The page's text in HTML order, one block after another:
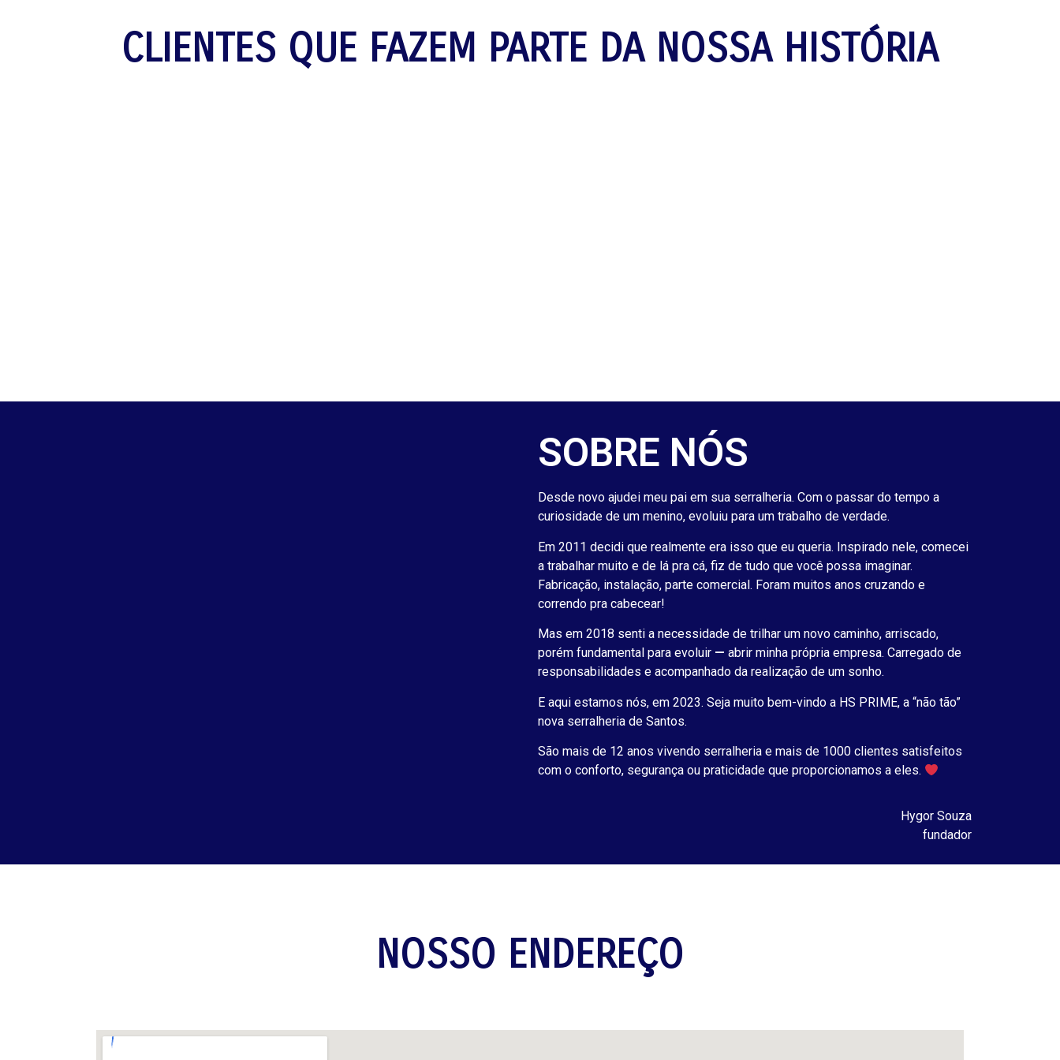
CLIENTES QUE FAZEM PARTE DA NOSSA HISTÓRIA​
SOBRE NÓS​
Desde novo ajudei meu pai em sua serralheria. Com o passar do tempo a
curiosidade de um menino, evoluiu para um trabalho de verdade.
Em 2011 decidi que realmente era isso que eu queria. Inspirado nele, comecei
a trabalhar muito e de lá pra cá, fiz de tudo que você possa imaginar.
Fabricação, instalação, parte comercial. Foram muitos anos cruzando e
correndo pra cabecear!
Mas em 2018 senti a necessidade de trilhar um novo caminho, arriscado,
porém fundamental para evoluir — abrir minha própria empresa. Carregado de
responsabilidades e acompanhado da realização de um sonho.
E aqui estamos nós, em 2023. Seja muito bem-vindo a HS PRIME, a “não tão”
nova serralheria de Santos.
São mais de 12 anos vivendo serralheria e mais de 1000 clientes satisfeitos
com o conforto, segurança ou praticidade que proporcionamos a eles.
Hygor Souza
fundador
NOSSO ENDEREÇO